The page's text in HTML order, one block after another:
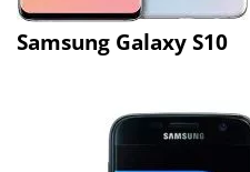
Samsung Galaxy S10